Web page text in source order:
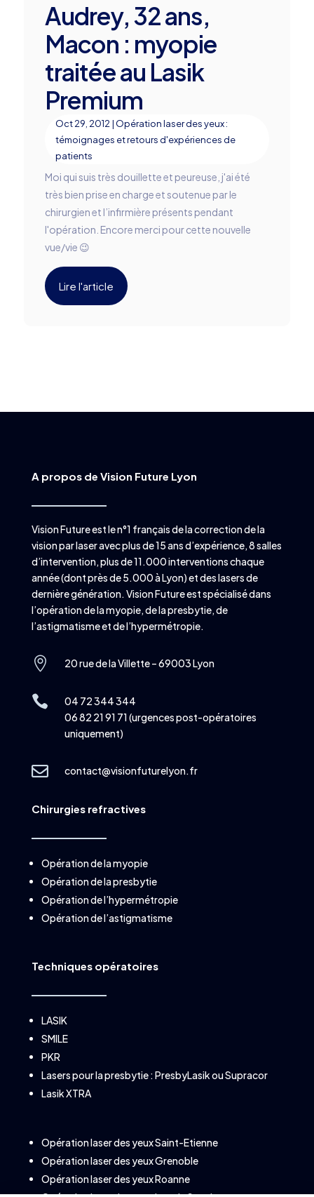
Audrey, 32 ans,
Macon : myopie
traitée au Lasik
Premium
Oct 29, 2012 | Opération laser des yeux :
témoignages et retours d'expériences de
patients
Moi qui suis très douillette et peureuse, j'ai été
très bien prise en charge et soutenue par le
chirurgien et l’infirmière présents pendant
l'opération. Encore merci pour cette nouvelle
vue/vie 😉
Lire l'article
A propos de Vision Future Lyon
Vision Future est le n°1 français de la correction de la
vision par laser avec plus de 15 ans d’expérience, 8 salles
d’intervention, plus de 11.000 interventions chaque
année (dont près de 5.000 à Lyon) et des lasers de
dernière génération. Vision Future est spécialisé dans
l’opération de la myopie, de la presbytie, de
l’astigmatisme et de l’hypermétropie.
 20 rue de la Villette – 69003 Lyon

04 72 344 344
06 82 21 91 71 (urgences post-opératoires
uniquement)
 contact@visionfuturelyon.fr
Chirurgies refractives
Opération de la myopie
Opération de la presbytie
Opération de l’hypermétropie
Opération de l’astigmatisme
Techniques opératoires
LASIK
SMILE
PKR
Lasers pour la presbytie :PresbyLasikouSupracor
Lasik XTRA
Opération laser des yeux Saint-Etienne
Opération laser des yeux Grenoble
Opération laser des yeux Roanne